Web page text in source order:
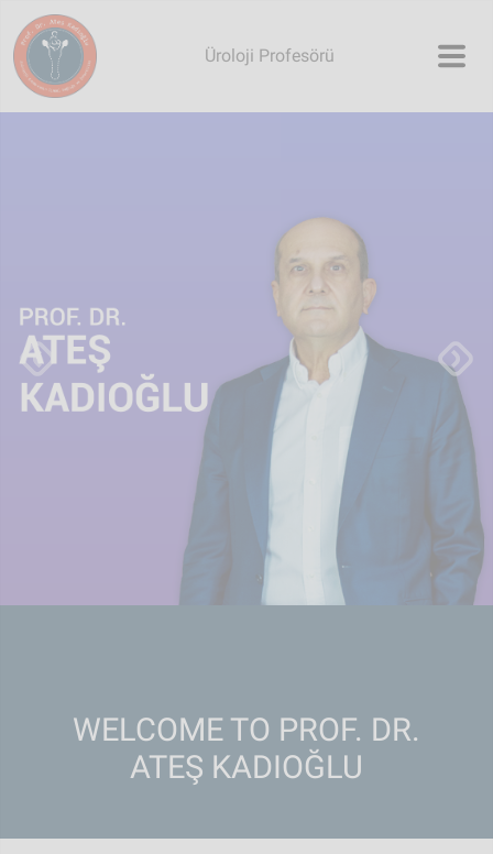
Üroloji Profesörü
Previous Next
WELCOME TO PROF. DR.
ATEŞ KADIOĞLU